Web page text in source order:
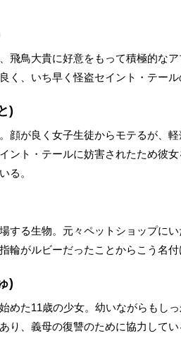
飛鳥大貴に好意をもって積極的な
く、いち早く怪盗セイント・テー
)
顔が良く女子生徒からモテるが、
ント・テールに妨害されたため彼
る。
する生物。元々ペットショップに
輪がルビーだったことからこう名付
)
めた11歳の少女。幼いながらもし
り、義母の復讐のために協力して